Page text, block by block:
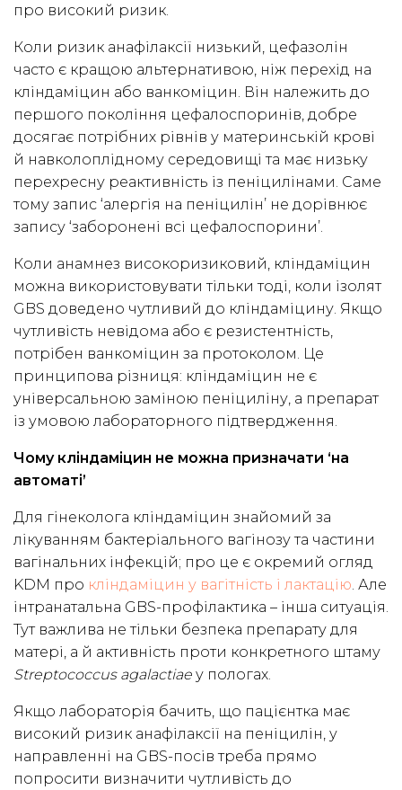
про високий ризик.
Коли ризик анафілаксії низький, цефазолін
часто є кращою альтернативою, ніж перехід на
кліндаміцин або ванкоміцин. Він належить до
першого покоління цефалоспоринів, добре
досягає потрібних рівнів у материнській крові
й навколоплідному середовищі та має низьку
перехресну реактивність із пеніцилінами. Саме
тому запис ‘алергія на пеніцилін’ не дорівнює
запису ‘заборонені всі цефалоспорини’.
Коли анамнез високоризиковий, кліндаміцин
можна використовувати тільки тоді, коли ізолят
GBS доведено чутливий до кліндаміцину. Якщо
чутливість невідома або є резистентність,
потрібен ванкоміцин за протоколом. Це
принципова різниця: кліндаміцин не є
універсальною заміною пеніциліну, а препарат
із умовою лабораторного підтвердження.
Чому кліндаміцин не можна призначати ‘на
автоматі’
Для гінеколога кліндаміцин знайомий за
лікуванням бактеріального вагінозу та частини
вагінальних інфекцій; про це є окремий огляд
KDM про кліндаміцин у вагітність і лактацію. Але
інтранатальна GBS-профілактика – інша ситуація.
Тут важлива не тільки безпека препарату для
матері, а й активність проти конкретного штаму
Streptococcus agalactiae у пологах.
Якщо лабораторія бачить, що пацієнтка має
високий ризик анафілаксії на пеніцилін, у
направленні на GBS-посів треба прямо
попросити визначити чутливість до